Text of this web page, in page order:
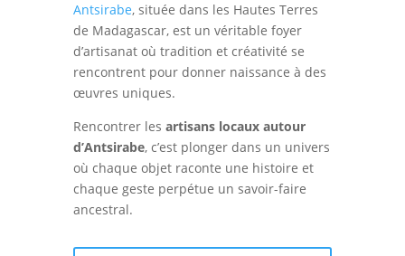
Antsirabe, située dans les Hautes Terres
de Madagascar, est un véritable foyer
d’artisanat où tradition et créativité se
rencontrent pour donner naissance à des
œuvres uniques.
Rencontrer les artisans locaux autour
d’Antsirabe, c’est plonger dans un univers
où chaque objet raconte une histoire et
chaque geste perpétue un savoir-faire
ancestral.